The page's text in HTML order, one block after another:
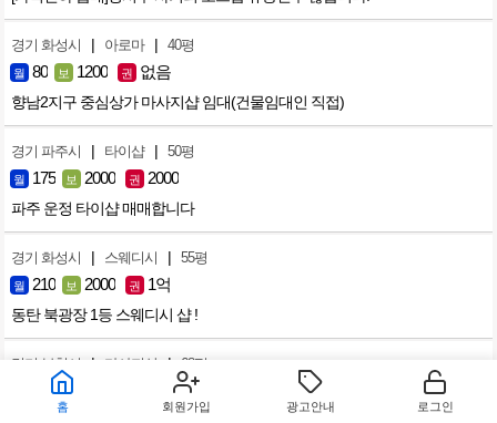
경기 화성시 | 아로마 | 40평
월 80 보 1200 권 없음
향남2지구 중심상가 마사지샵 임대(건물임대인 직접)
경기 파주시 | 타이샵 | 50평
월 175 보 2000 권 2000
파주 운정 타이샵 매매합니다
경기 화성시 | 스웨디시 | 55평
월 210 보 2000 권 1억
동탄 북광장 1등 스웨디시 샵 !
경기 부천시 | 마사지샵 | 68평
230 보 6000
홈 회원가입 광고안내 로그인